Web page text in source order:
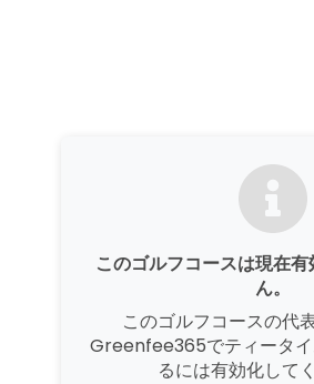
このゴルフコースは現在
ん。
このゴルフコースの代
Greenfee365でティータ
るには有効化して